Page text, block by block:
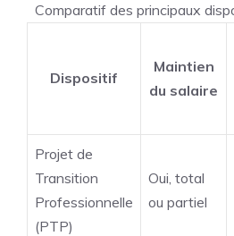
Comparatif des principaux
Dispositif
Maintien
du salaire
Projet de
Transition
Professionnelle
(PTP)
Oui, total
ou partiel